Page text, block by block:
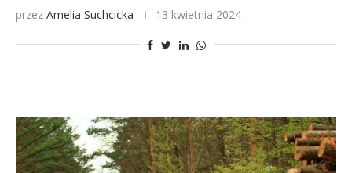
przez Amelia Suchcicka 13 kwietnia 2024